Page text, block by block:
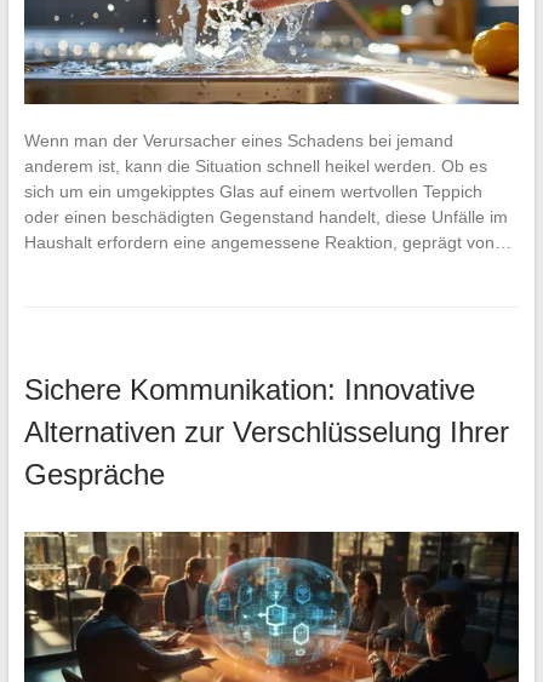
Wenn man der Verursacher eines Schadens bei jemand
anderem ist, kann die Situation schnell heikel werden. Ob es
sich um ein umgekipptes Glas auf einem wertvollen Teppich
oder einen beschädigten Gegenstand handelt, diese Unfälle im
Haushalt erfordern eine angemessene Reaktion, geprägt von…
Sichere Kommunikation: Innovative
Alternativen zur Verschlüsselung Ihrer
Gespräche